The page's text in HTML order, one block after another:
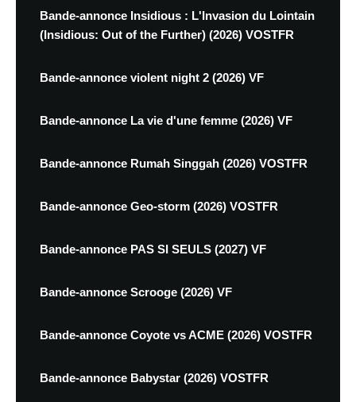
Bande-annonce Insidious : L'Invasion du Lointain
(Insidious: Out of the Further) (2026) VOSTFR
Bande-annonce violent night 2 (2026) VF
Bande-annonce La vie d'une femme (2026) VF
Bande-annonce Rumah Singgah (2026) VOSTFR
Bande-annonce Geo-storm (2026) VOSTFR
Bande-annonce PAS SI SEULS (2027) VF
Bande-annonce Scrooge (2026) VF
Bande-annonce Coyote vs ACME (2026) VOSTFR
Bande-annonce Babystar (2026) VOSTFR